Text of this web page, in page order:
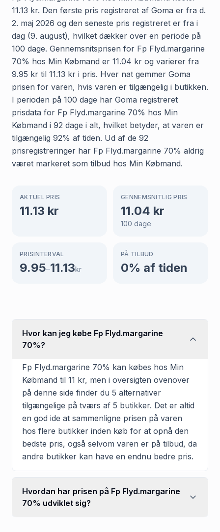
11.13 kr. Den første pris registreret af Goma er fra d.
2. maj 2026 og den seneste pris registreret er fra i
dag (9. august), hvilket dækker over en periode på
100 dage. Gennemsnitsprisen for Fp Flyd.margarine
70% hos Min Købmand er 11.04 kr og varierer fra
9.95 kr til 11.13 kr i pris. Hver nat gemmer Goma
prisen for varen, hvis varen er tilgængelig i butikken.
I perioden på 100 dage har Goma registreret
prisdata for Fp Flyd.margarine 70% hos Min
Købmand i 92 dage i alt, hvilket betyder, at varen er
tilgængelig 92% af tiden. Ud af de 92
prisregistreringer har Fp Flyd.margarine 70% aldrig
været markeret som tilbud hos Min Købmand.
AKTUEL PRIS
11.13 kr
GENNEMSNITLIG PRIS
11.04 kr
100 dage
PRISINTERVAL
9.95–11.13kr
PÅ TILBUD
0% af tiden
Hvor kan jeg købe Fp Flyd.margarine
70%?
Fp Flyd.margarine 70% kan købes hos Min
Købmand til 11 kr, men i oversigten ovenover
på denne side finder du 5 alternativer
tilgængelige på tværs af 5 butikker. Det er altid
en god ide at sammenligne prisen på varen
hos flere butikker inden køb for at opnå den
bedste pris, også selvom varen er på tilbud, da
andre butikker kan have en endnu bedre pris.
Hvordan har prisen på Fp Flyd.margarine
70% udviklet sig?